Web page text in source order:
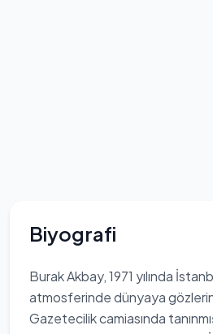
Biyografi
Burak Akbay, 1971 yılında
atmosferinde dünyaya gözlerini
Gazetecilik camiasında